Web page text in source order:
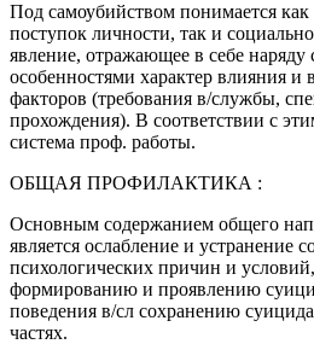
Под самоубийством понимается
поступок личности, так и
явление, отражающее в себе
особенностями характер влияния и
факторов (требования в/службы,
прохождения). В соответствии с
система проф. работы.
ОБЩАЯ ПРОФИЛАКТИКА :
Основным содержанием общего
является ослабление и устранение
психологических причин и
формированию и проявлению
поведения в/сл сохранению
частях.